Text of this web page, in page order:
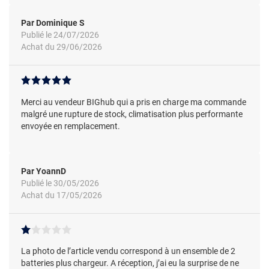
Par Dominique S
Publié le 24/07/2026
Achat du 29/06/2026
Merci au vendeur BIGhub qui a pris en charge ma commande
malgré une rupture de stock, climatisation plus performante
envoyée en remplacement.
Par YoannD
Publié le 30/05/2026
Achat du 17/05/2026
La photo de l’article vendu correspond à un ensemble de 2
batteries plus chargeur. A réception, j’ai eu la surprise de ne